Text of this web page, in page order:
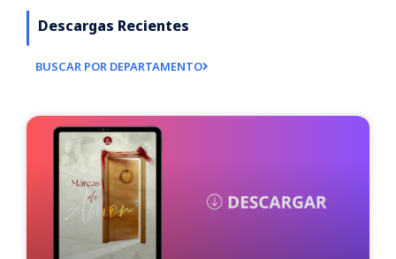
Descargas Recientes
BUSCAR POR DEPARTAMENTO